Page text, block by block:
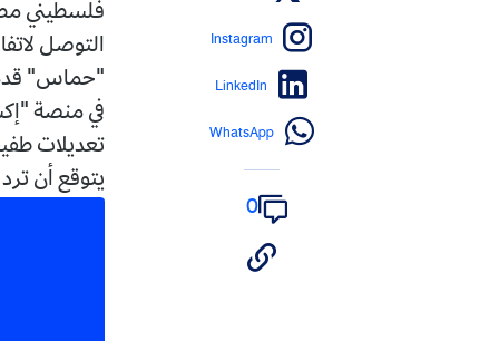
فلسطيني مطلع على
التوصل لاتفاق". من
"حماس" قدمت ردا
في منصة "إكس":
تعديلات طفيفة
يتوقع أن ترد "حماس"
Instagram
LinkedIn
WhatsApp